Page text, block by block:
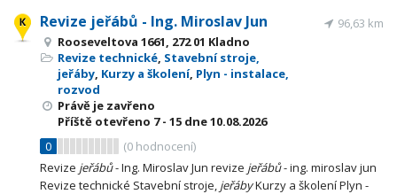
Revize jeřábů - Ing. Miroslav Jun
Rooseveltova 1661, 272 01 Kladno
Revize technické, Stavební stroje,
jeřáby, Kurzy a školení, Plyn - instalace,
rozvod
Právě je zavřeno
Příště otevřeno 7 - 15 dne 10.08.2026
0
(0 hodnocení)
96,63 km
Revize jeřábů- Ing. Miroslav Jun revize jeřábů- ing. miroslav jun
Revize technické Stavební stroje, jeřábyKurzy a školení Plyn -